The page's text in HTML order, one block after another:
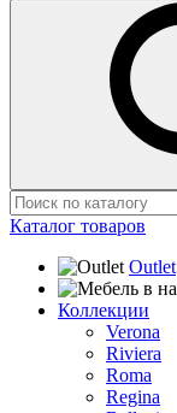
Каталог товаров
Outlet
Коллекции
Verona
Riviera
Roma
Regina